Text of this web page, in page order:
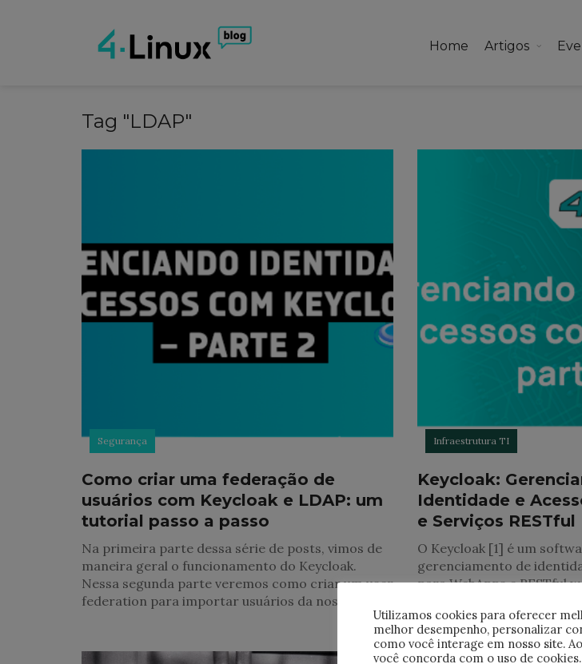
Home Artigos
Tag "LDAP"
Segurança
Como criar uma federação de
usuários com Keycloak e LDAP: um
tutorial passo a passo
Na primeira parte dessa série de posts, vimos de
maneira geral o funcionamento do Keycloak.
Nessa segunda parte veremos como criar um user
federation para importar usuários da nossa base
Infraestrutura TI
Keycloak:
Identidade e
e Serviços RESTful
O Keycloak [1] é um
gerenciamento de
para WebApps e RESTful
comunidade de JBoss. Em
Utilizamos cookies para oferecer
melhor desempenho, personalizar
como você interage em nosso site.
você concorda com o uso de cookies.